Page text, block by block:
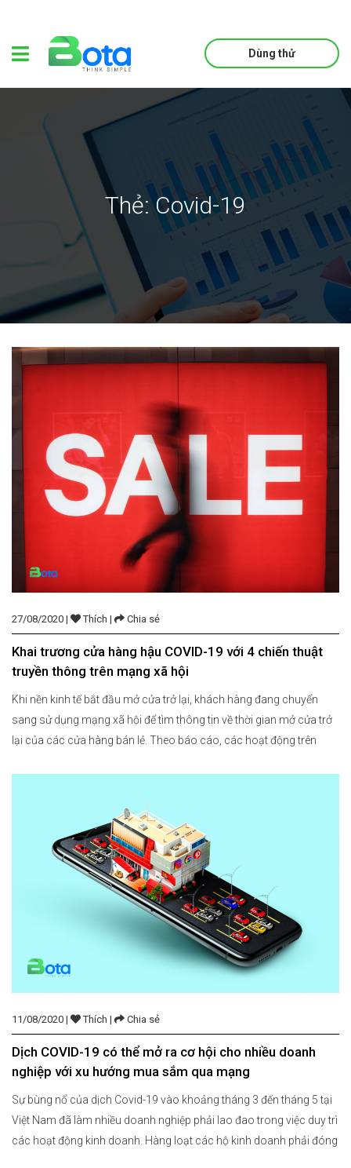
Dùng thử
Thẻ:Covid-19
27/08/2020 | Thích | Chia sẻ
Khai trương cửa hàng hậu COVID-19 với 4 chiến thuật
truyền thông trên mạng xã hội
Khi nền kinh tế bắt đầu mở cửa trở lại, khách hàng đang chuyển
sang sử dụng mạng xã hội để tìm thông tin về thời gian mở cửa trở
lại của các cửa hàng bán lẻ. Theo báo cáo, các hoạt động trên
11/08/2020 | Thích | Chia sẻ
Dịch COVID-19 có thể mở ra cơ hội cho nhiều doanh
nghiệp với xu hướng mua sắm qua mạng
Sự bùng nổ của dịch Covid-19 vào khoảng tháng 3 đến tháng 5 tại
Việt Nam đã làm nhiều doanh nghiệp phải lao đao trong việc duy trì
các hoạt động kinh doanh. Hàng loạt các hộ kinh doanh phải đóng